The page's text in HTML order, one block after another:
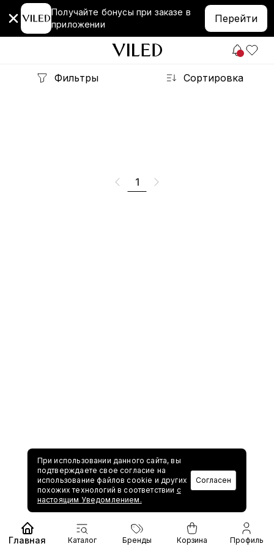
Получайте бонусы при заказе в
приложении
Перейти
Фильтры Сортировка
1
При использовании данного сайта, вы
подтверждаете свое согласие на
использование файлов cookie и других
похожих технологий в соответствии с
настоящим Уведомлением.
Согласен
Главная Каталог Бренды Корзина Профиль